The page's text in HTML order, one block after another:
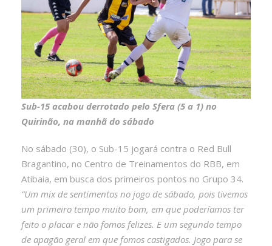
Sub-15 acabou derrotado pelo Sfera (5 a 1) no
Quirinão, na manhã do sábado
No sábado (30), o Sub-15 jogará contra o Red Bull
Bragantino, no Centro de Treinamentos do RBB, em
Atibaia, em busca dos primeiros pontos no Grupo 34.
“Um mix de sentimentos no jogo de sábado, pois tivemos
um primeiro tempo muito bom, em que poderíamos ter
feito o placar e não fomos felizes. E um segundo tempo
de apagão geral em que fomos castigados. Jogo para se